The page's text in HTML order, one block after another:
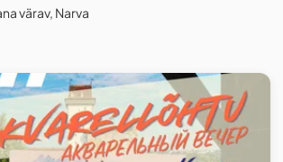
värav, Narva